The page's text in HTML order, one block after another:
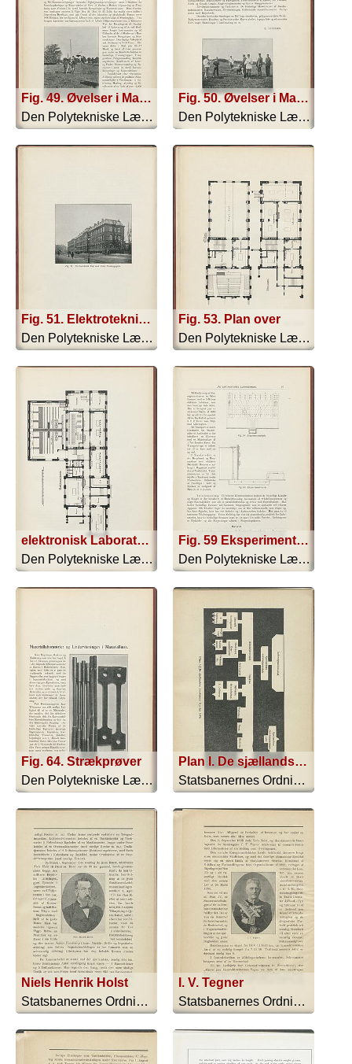
Fig. 49. Øvelser i Marken
Den Polytekniske Læreanstalt - 1910
Fig. 50. Øvelser i Marken
Den Polytekniske Læreanstalt - 1910
Fig. 51. Elektroteknisk Fløj mod Øster Farimagsgade
Den Polytekniske Læreanstalt - 1910
Fig. 53. Plan over
Den Polytekniske Læreanstalt - 1910
elektronisk Laboratorium Lokaler
Den Polytekniske Læreanstalt - 1910
Fig. 59 Eksperimentertavle; Fig. 60. Eksperimentertavle
Den Polytekniske Læreanstalt - 1910
Fig. 64. Strækprøver
Den Polytekniske Læreanstalt - 1910
Plan I. De sjællandske Jernbaners Styrelse 1874
Statsbanernes Ordning 1874-1914 Samt ... - 1914
Niels Henrik Holst
Statsbanernes Ordning 1874-1914 Samt ... - 1914
I. V. Tegner
Statsbanernes Ordning 1874-1914 Samt ... - 1914